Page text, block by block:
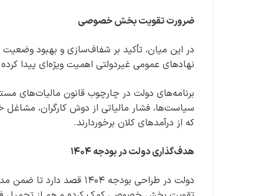
ضرورت تقویت بخش خصوصی
در این میان، تأکید بر شفاف‌سازی و بهبود
نهادهای عمومی غیردولتی اهمیت ویژه‌ای پیدا
برنامه‌های دولت در چارچوب قانون مالیات‌های
سیاست‌ها، فشار مالیاتی از دوش کارگران، مشاغل
که از درآمدهای کلان برخوردارند.
هدف‌گذاری دولت در بودجه ۱۴۰۴
دولت در طراحی بودجه